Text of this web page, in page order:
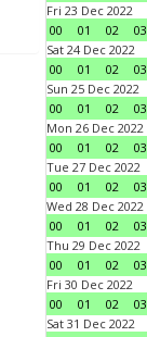
Fri 23 Dec 2022
00
01 02 03
Sat 24 Dec 2022
00
01 02 03
Sun 25 Dec 2022
00
01 02 03
Mon 26 Dec 2022
00
01 02 03
Tue 27 Dec 2022
00
01 02 03
Wed 28 Dec 2022
00
01 02 03
Thu 29 Dec 2022
00
01 02 03
Fri 30 Dec 2022
00
01 02 03
Sat 31 Dec 2022